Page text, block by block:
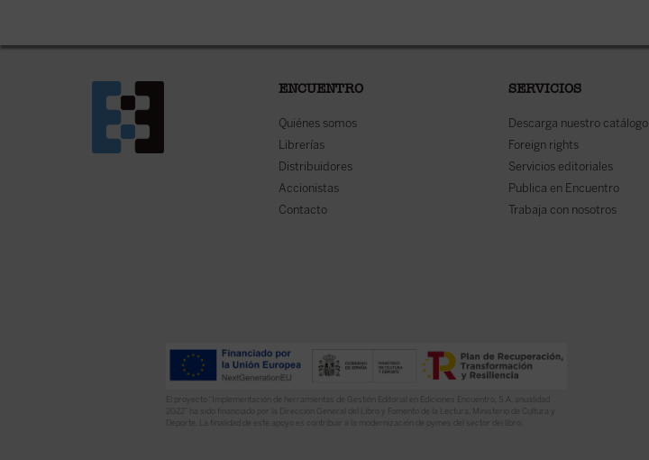
ENCUENTRO
Quiénes somos
Librerías
Distribuidores
Accionistas
Contacto
SERVICIOS
Descarga nuestro catálogo
Foreign rights
Servicios editoriales
Publica en Encuentro
Trabaja con nosotros
El proyecto “Implementación de herramientas de Gestión Editorial en Ediciones Encuentro, S.A. anualidad
2022” ha sido financiado por la Dirección General del Libro y Fomento de la Lectura, Ministerio de Cultura y
Deporte. La finalidad de este apoyo es contribuir a la modernización de pymes del sector del libro.